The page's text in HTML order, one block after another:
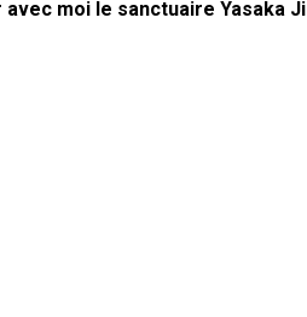
moi le sanctuaire Yasaka